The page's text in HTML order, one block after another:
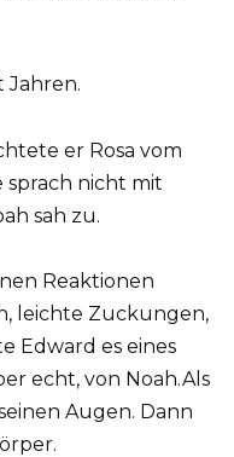
Jahren.
er Rosa vom
sprach nicht mit
sah zu.
Reaktionen
leichte Zuckungen,
Edward es eines
echt, von Noah.Als
Augen. Dann